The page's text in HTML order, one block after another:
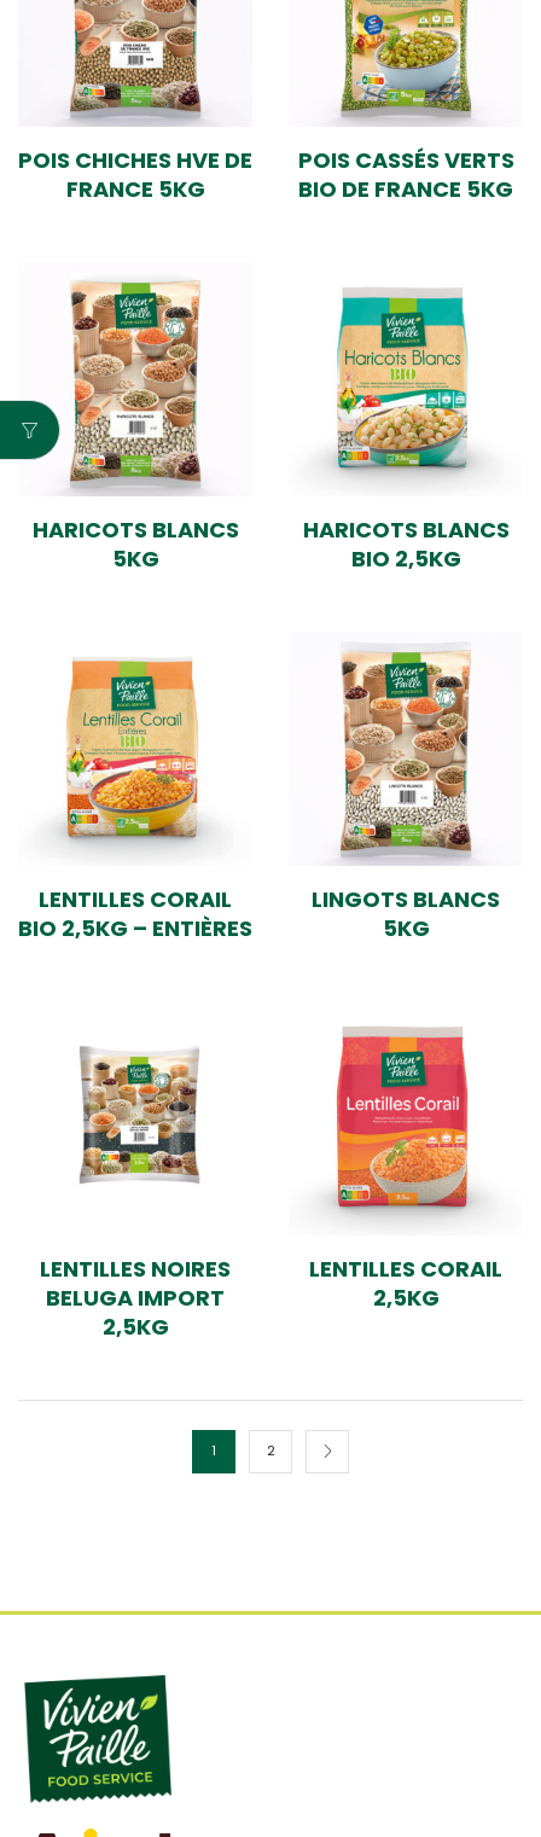
POIS CHICHES HVE DE
FRANCE 5KG
POIS CASSÉS VERTS
BIO DE FRANCE 5KG
HARICOTS BLANCS
5KG
HARICOTS BLANCS
BIO 2,5KG
LENTILLES CORAIL
BIO 2,5KG – ENTIÈRES
LINGOTS BLANCS
5KG
LENTILLES NOIRES
BELUGA IMPORT
2,5KG
LENTILLES CORAIL
2,5KG
1 2